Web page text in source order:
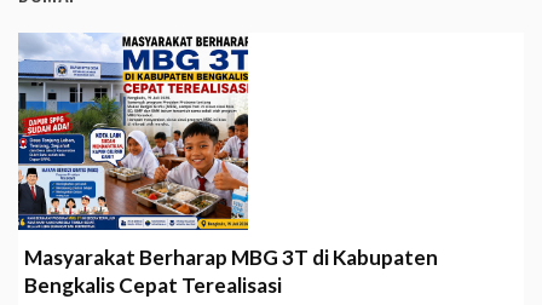
Masyarakat Berharap MBG 3T di Kabupaten
Bengkalis Cepat Terealisasi